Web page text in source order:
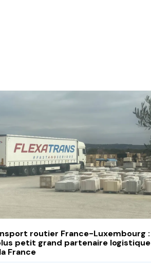
routier France-Luxembourg :
petit grand partenaire logistique
France